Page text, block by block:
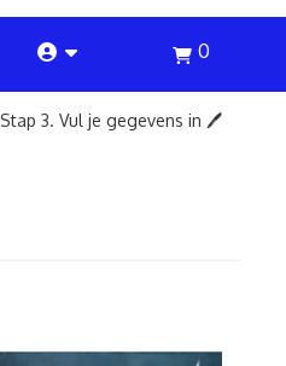
account 0
Stap 3. Vul je gegevens in 🖊️